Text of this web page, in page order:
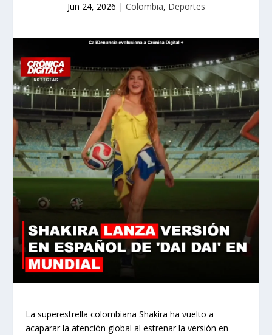
Jun 24, 2026 | Colombia, Deportes
La superestrella colombiana Shakira ha vuelto a
acaparar la atención global al estrenar la versión en